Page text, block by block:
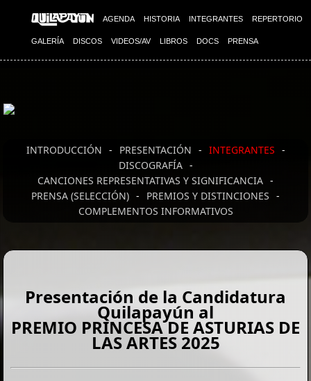
AGENDA HISTORIA INTEGRANTES REPERTORIO
GALERÍA DISCOS VIDEOS/AV LIBROS DOCS PRENSA
INTRODUCCIÓN - PRESENTACIÓN - INTEGRANTES -
DISCOGRAFÍA -
CANCIONES REPRESENTATIVAS Y SIGNIFICANCIA -
PRENSA (SELECCIÓN) - PREMIOS Y DISTINCIONES -
COMPLEMENTOS INFORMATIVOS
Presentación de la Candidatura
Quilapayún al
PREMIO PRINCESA DE ASTURIAS DE
LAS ARTES 2025